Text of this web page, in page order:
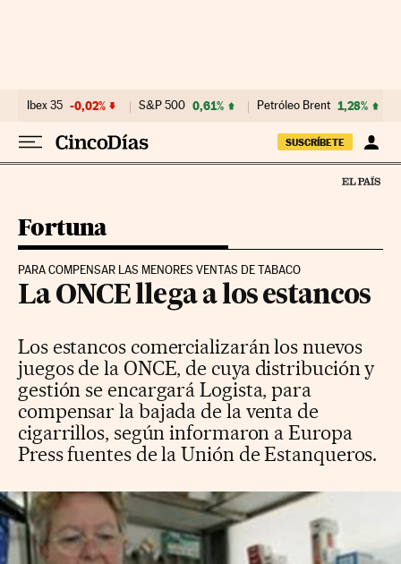
Ibex 35 -0,02% S&P 500 0,61% Petróleo Brent 1,28%
SUSCRÍBETE
Fortuna
PARA COMPENSAR LAS MENORES VENTAS DE TABACO
La ONCE llega a los estancos
Los estancos comercializarán los nuevos
juegos de la ONCE, de cuya distribución y
gestión se encargará Logista, para
compensar la bajada de la venta de
cigarrillos, según informaron a Europa
Press fuentes de la Unión de Estanqueros.